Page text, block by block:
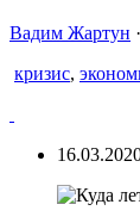
Вадим
Вадим Жартун ·
кризис,